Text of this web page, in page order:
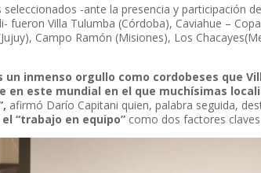
seleccionados -ante la presencia y participación
fueron Villa Tulumba (Córdoba), Caviahue –
Campo Ramón (Misiones), Los
un inmenso orgullo como cordobeses que
en este mundial en el que muchísimas
afirmó Darío Capitani quien, palabra seguida,
el “trabajo en equipo” como dos factores